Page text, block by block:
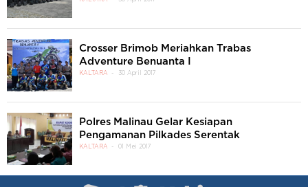
Crosser Brimob Meriahkan Trabas
Adventure Benuanta I
KALTARA 30 April 2017
Polres Malinau Gelar Kesiapan
Pengamanan Pilkades Serentak
KALTARA 01 Mei 2017